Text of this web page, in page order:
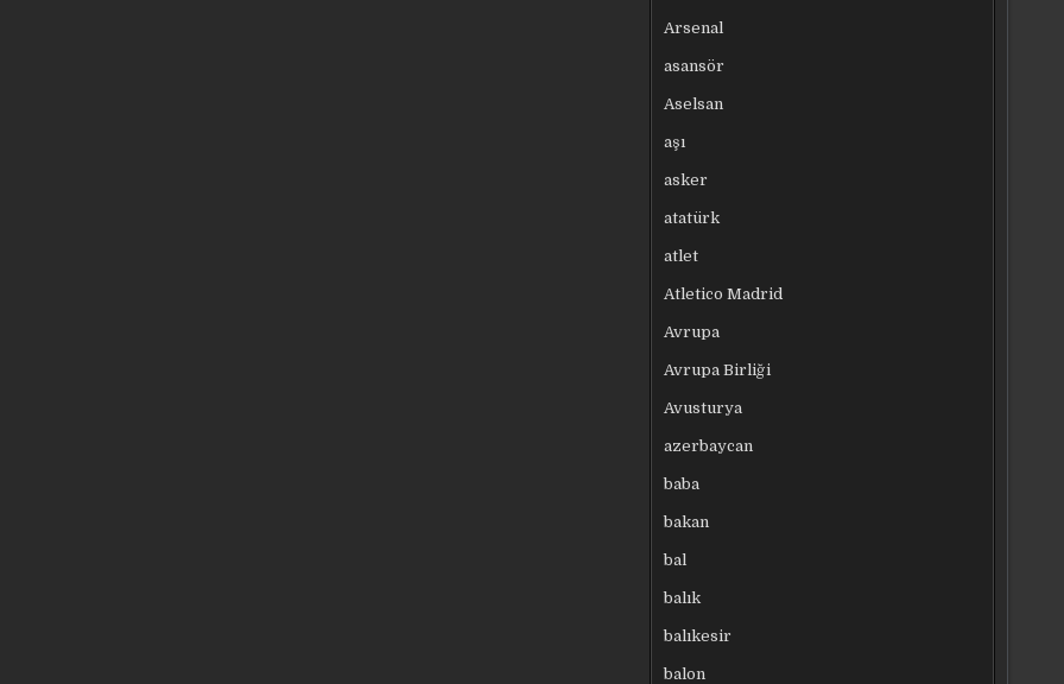
Arsenal
asansör
Aselsan
aşı
asker
atatürk
atlet
Atletico Madrid
Avrupa
Avrupa Birliği
Avusturya
azerbaycan
baba
bakan
bal
balık
balıkesir
balon